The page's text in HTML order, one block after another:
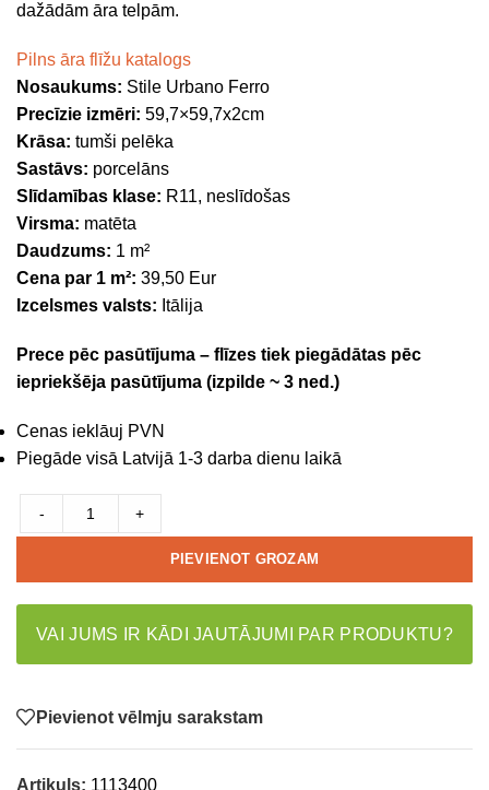
dažādām āra telpām.
Pilns āra flīžu katalogs
Nosaukums: Stile Urbano Ferro
Precīzie izmēri: 59,7×59,7x2cm
Krāsa: tumši pelēka
Sastāvs: porcelāns
Slīdamības klase: R11, neslīdošas
Virsma: matēta
Daudzums: 1 m²
Cena par 1 m²: 39,50 Eur
Izcelsmes valsts: Itālija
Prece pēc pasūtījuma – flīzes tiek piegādātas pēc
iepriekšēja pasūtījuma (izpilde ~ 3 ned.)
Cenas ieklāuj PVN
Piegāde visā Latvijā 1-3 darba dienu laikā
- +
PIEVIENOT GROZAM
VAI JUMS IR KĀDI JAUTĀJUMI PAR PRODUKTU?
Pievienot vēlmju sarakstam
Artikuls: 1113400